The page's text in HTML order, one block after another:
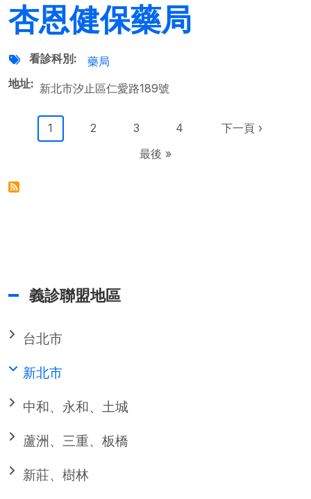
杏恩健保藥局
看診科別
藥局
地址
新北市汐止區仁愛路189號
Pagination
目前頁面
1 Page
2 Page
3 Page
4 下一頁
下一頁 ›
Last page
最後 »
義診聯盟地區
台北市
新北市
中和、永和、土城
蘆洲、三重、板橋
新莊、樹林